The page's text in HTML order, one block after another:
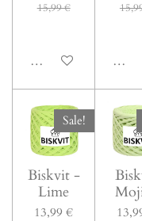
15,99 €
In den Warenkorb
In
Sale!
Biskvit -
Lime
13,99 €